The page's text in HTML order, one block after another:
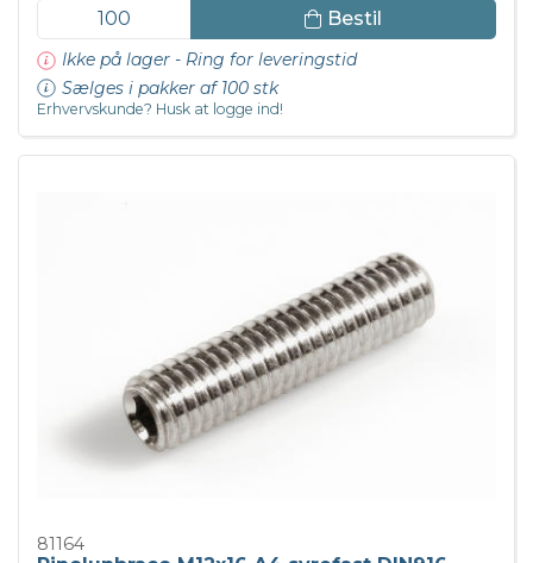
Bestil
Ikke på lager - Ring for leveringstid
Sælges i pakker af 100 stk
Erhvervskunde? Husk at logge ind!
81164